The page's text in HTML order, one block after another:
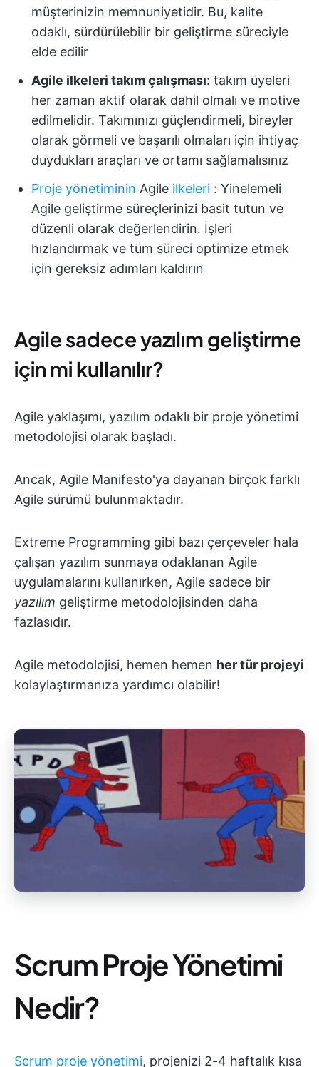
müşterinizin memnuniyetidir. Bu, kalite
odaklı, sürdürülebilir bir geliştirme süreciyle
elde edilir
Agile ilkeleri takım çalışması: takım üyeleri
her zaman aktif olarak dahil olmalı ve motive
edilmelidir. Takımınızı güçlendirmeli, bireyler
olarak görmeli ve başarılı olmaları için ihtiyaç
duydukları araçları ve ortamı sağlamalısınız
Proje yönetiminin Agile ilkeleri : Yinelemeli
Agile geliştirme süreçlerinizi basit tutun ve
düzenli olarak değerlendirin. İşleri
hızlandırmak ve tüm süreci optimize etmek
için gereksiz adımları kaldırın
Agile sadece yazılım geliştirme
için mi kullanılır?
Agile yaklaşımı, yazılım odaklı bir proje yönetimi
metodolojisi olarak başladı.
Ancak, Agile Manifesto'ya dayanan birçok farklı
Agile sürümü bulunmaktadır.
Extreme Programming gibi bazı çerçeveler hala
çalışan yazılım sunmaya odaklanan Agile
uygulamalarını kullanırken, Agile sadece bir
yazılım geliştirme metodolojisinden daha
fazlasıdır.
Agile metodolojisi, hemen hemen her tür projeyi
kolaylaştırmanıza yardımcı olabilir!
Scrum Proje Yönetimi
Nedir?
Scrum proje yönetimi, projenizi 2-4 haftalık kısa